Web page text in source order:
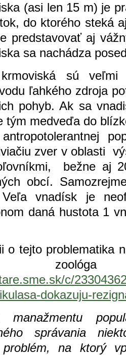
(asi len 15 m) je
do ktorého steká
predstavovať aj
sa nachádza
sú veľmi
ľahkého zdroja
pohyb. Ak sa
tým medveďa do
zver v oblasti
bežne aj
obcí.
vnadísk je
daná hustota 1
o tejto problematika
zoológa
c/
dokazuju-
manažmentu
správania
problém, na ktorý